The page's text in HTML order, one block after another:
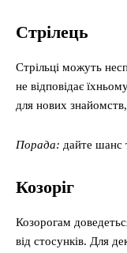
Стрілець
Стрільці можуть
не відповідає
для нових
Порада: дайте шанс
Козоріг
Козорогам
від стосунків. Для